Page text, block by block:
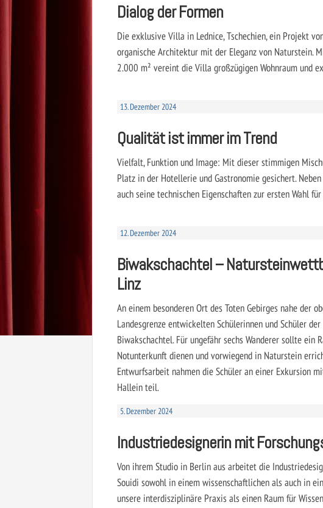
Dialog der Formen
Die exklusive Villa in Lednice, Tschechien, ein Projekt
organische Architektur mit der Eleganz von Naturstein.
2.000 m² vereint die Villa großzügigen Wohnraum und
13. Dezember 2024
Qualität ist immer im Trend
Vielfalt, Funktion und Image: Mit dieser stimmigen
Platz in der Hotellerie und Gastronomie gesichert.
auch seine technischen Eigenschaften zur ersten Wahl
12. Dezember 2024
Biwakschachtel –
Linz
An einem besonderen Ort des Toten Gebirges nahe der
Landesgrenze entwickelten Schülerinnen und Schüler
Biwakschachtel. Für ungefähr sechs Wanderer sollte ein
Notunterkunft dienen und vorwiegend in Naturstein
Entwurfsarbeit nahmen die Schüler an einer Exkursion
Hallein teil.
5. Dezember 2024
Industriedesignerin mit
Von ihrem Studio in Berlin aus arbeitet die
Souidi sowohl in einem wissenschaftlichen als auch in
unsere interdisziplinäre Praxis als einen Raum für